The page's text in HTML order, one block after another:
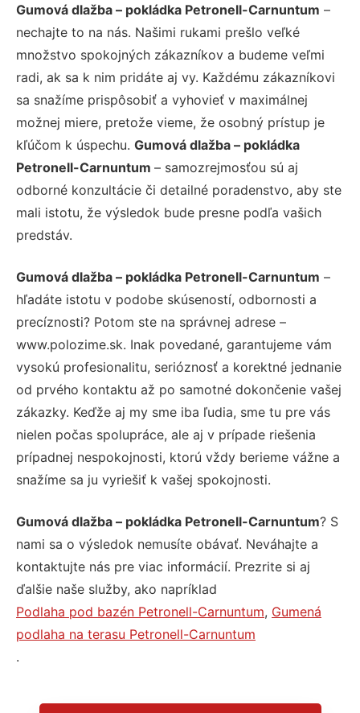
Gumová dlažba – pokládka Petronell-Carnuntum –
nechajte to na nás. Našimi rukami prešlo veľké
množstvo spokojných zákazníkov a budeme veľmi
radi, ak sa k nim pridáte aj vy. Každému zákazníkovi
sa snažíme prispôsobiť a vyhovieť v maximálnej
možnej miere, pretože vieme, že osobný prístup je
kľúčom k úspechu. Gumová dlažba – pokládka
Petronell-Carnuntum – samozrejmosťou sú aj
odborné konzultácie či detailné poradenstvo, aby ste
mali istotu, že výsledok bude presne podľa vašich
predstáv.
Gumová dlažba – pokládka Petronell-Carnuntum –
hľadáte istotu v podobe skúseností, odbornosti a
precíznosti? Potom ste na správnej adrese –
www.polozime.sk. Inak povedané, garantujeme vám
vysokú profesionalitu, serióznosť a korektné jednanie
od prvého kontaktu až po samotné dokončenie vašej
zákazky. Keďže aj my sme iba ľudia, sme tu pre vás
nielen počas spolupráce, ale aj v prípade riešenia
prípadnej nespokojnosti, ktorú vždy berieme vážne a
snažíme sa ju vyriešiť k vašej spokojnosti.
Gumová dlažba – pokládka Petronell-Carnuntum? S
nami sa o výsledok nemusíte obávať. Neváhajte a
kontaktujte nás pre viac informácií. Prezrite si aj
ďalšie naše služby, ako napríklad
Podlaha pod bazén Petronell-Carnuntum, Gumená
podlaha na terasu Petronell-Carnuntum
.